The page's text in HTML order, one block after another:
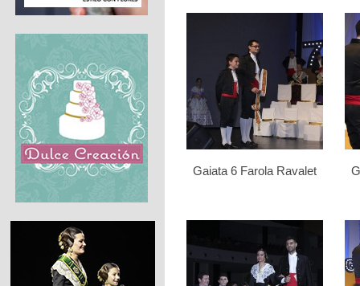
Gaiata 6 Farola Ravalet